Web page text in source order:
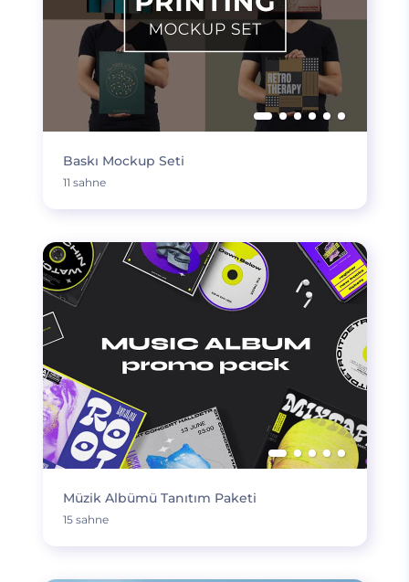
Baskı Mockup Seti
11 sahne
Müzik Albümü Tanıtım Paketi
15 sahne